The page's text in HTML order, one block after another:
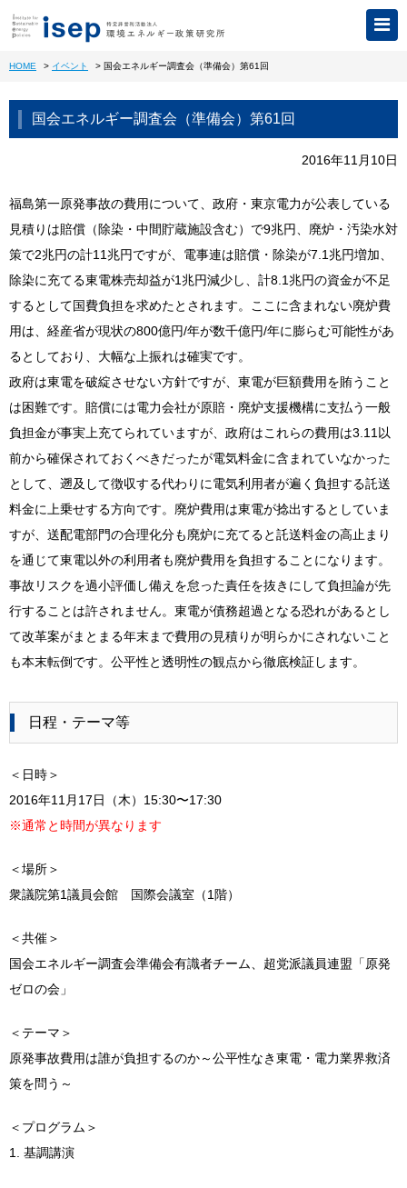
HOME > イベント > 国会エネルギー調査会（準備会）第61回
国会エネルギー調査会（準備会）第61回
2016年11月10日
福島第一原発事故の費用について、政府・東京電力が公表している
見積りは賠償（除染・中間貯蔵施設含む）で9兆円、廃炉・汚染水対
策で2兆円の計11兆円ですが、電事連は賠償・除染が7.1兆円増加、
除染に充てる東電株売却益が1兆円減少し、計8.1兆円の資金が不足
するとして国費負担を求めたとされます。ここに含まれない廃炉費
用は、経産省が現状の800億円/年が数千億円/年に膨らむ可能性があ
るとしており、大幅な上振れは確実です。
政府は東電を破綻させない方針ですが、東電が巨額費用を賄うこと
は困難です。賠償には電力会社が原賠・廃炉支援機構に支払う一般
負担金が事実上充てられていますが、政府はこれらの費用は3.11以
前から確保されておくべきだったが電気料金に含まれていなかった
として、遡及して徴収する代わりに電気利用者が遍く負担する託送
料金に上乗せする方向です。廃炉費用は東電が捻出するとしていま
すが、送配電部門の合理化分も廃炉に充てると託送料金の高止まり
を通じて東電以外の利用者も廃炉費用を負担することになります。
事故リスクを過小評価し備えを怠った責任を抜きにして負担論が先
行することは許されません。東電が債務超過となる恐れがあるとし
て改革案がまとまる年末まで費用の見積りが明らかにされないこと
も本末転倒です。公平性と透明性の観点から徹底検証します。
日程・テーマ等
＜日時＞
2016年11月17日（木）15:30〜17:30
※通常と時間が異なります
＜場所＞
衆議院第1議員会館 国際会議室（1階）
＜共催＞
国会エネルギー調査会準備会有識者チーム、超党派議員連盟「原発
ゼロの会」
＜テーマ＞
原発事故費用は誰が負担するのか～公平性なき東電・電力業界救済
策を問う～
＜プログラム＞
1. 基調講演